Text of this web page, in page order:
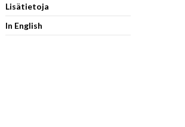
Lisätietoja
In English